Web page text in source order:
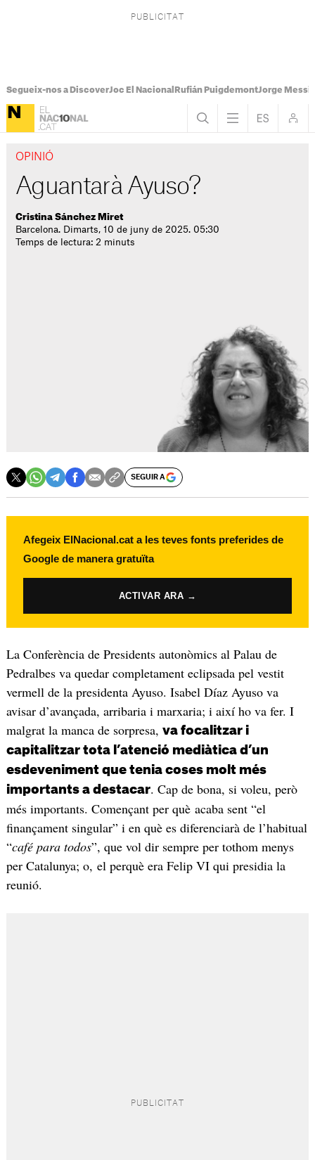
Segueix-nos a DiscoverJoc El Nacional Rufián PuigdemontJorge Messi
OPINIÓ
Aguantarà Ayuso?
Cristina Sánchez Miret
Barcelona. Dimarts, 10 de juny de 2025. 05:30
Temps de lectura: 2 minuts
SEGUIR A
Afegeix ElNacional.cat a les teves fonts preferides de
Google de manera gratuïta
ACTIVAR ARA →
La Conferència de Presidents autonòmics al Palau de
Pedralbes va quedar completament eclipsada pel vestit
vermell de la presidenta Ayuso. Isabel Díaz Ayuso va
avisar d’avançada, arribaria i marxaria; i així ho va fer. I
malgrat la manca de sorpresa, va focalitzar i
capitalitzar tota l’atenció mediàtica d’un
esdeveniment que tenia coses molt més
importants a destacar. Cap de bona, si voleu, però
més importants. Començant per què acaba sent “el
finançament singular” i en què es diferenciarà de l’habitual
“café para todos”, que vol dir sempre per tothom menys
per Catalunya; o, el perquè era Felip VI qui presidia la
reunió.